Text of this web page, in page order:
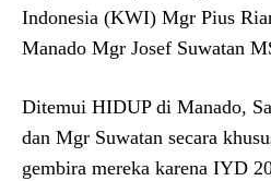
Indonesia (KWI) Mgr Pius
Manado Mgr Josef Suwatan
Ditemui HIDUP di Manado,
dan Mgr Suwatan secara
gembira mereka karena IYD